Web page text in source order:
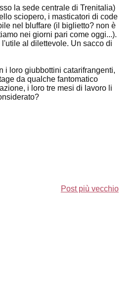
la sede centrale di Trenitalia)
sciopero, i masticatori di code
nel bluffare (il biglietto? non è
nei giorni pari come oggi...).
l'utile al dilettevole. Un sacco di
i loro giubbottini catarifrangenti,
da qualche fantomatico
i loro tre mesi di lavoro li
Post più vecchio